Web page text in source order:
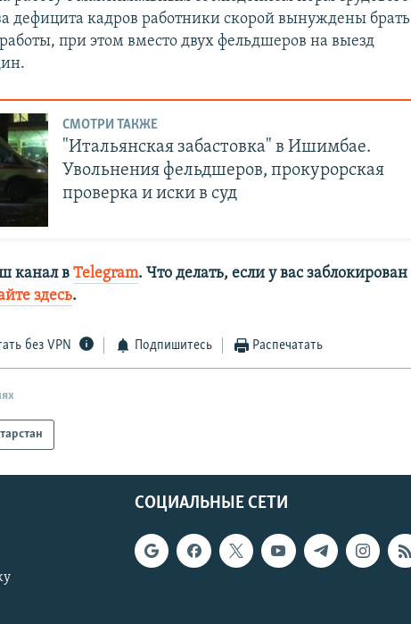
дефицита кадров работники скорой вынуждены брать
при этом вместо двух фельдшеров на выезд
СМОТРИ ТАКЖЕ
"Итальянская забастовка" в Ишимбае.
Увольнения фельдшеров, прокурорская
проверка и иски в суд
канал вTelegram. Что делать, если у вас заблокирован
здесь.
без VPN Подпишитесь Распечатать
СОЦИАЛЬНЫЕ СЕТИ